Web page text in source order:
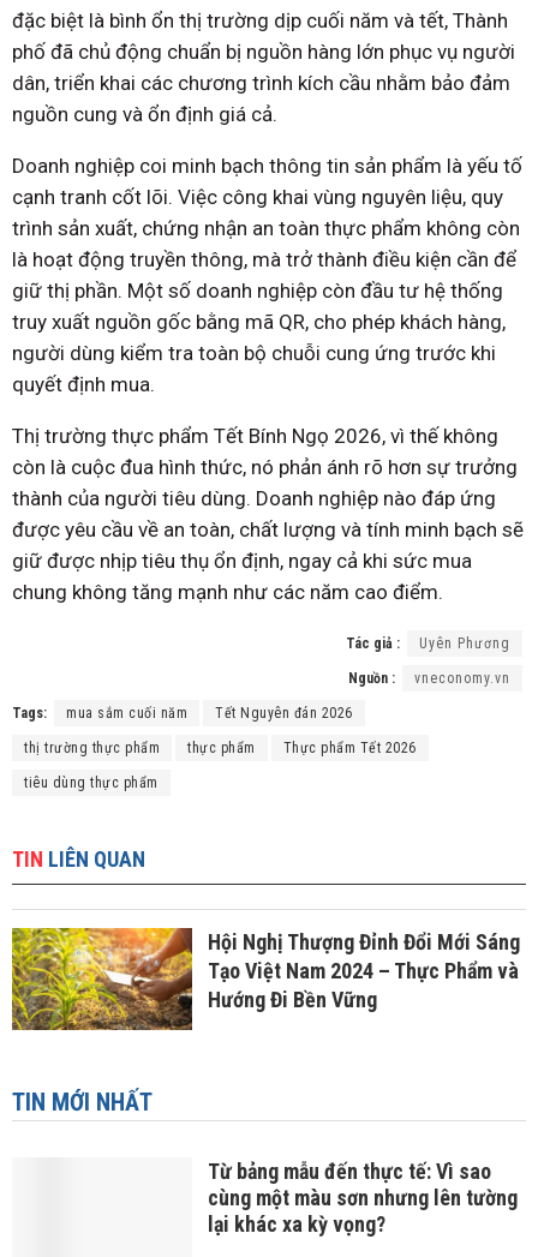
đặc biệt là bình ổn thị trường dịp cuối năm và tết, Thành
phố đã chủ động chuẩn bị nguồn hàng lớn phục vụ người
dân, triển khai các chương trình kích cầu nhằm bảo đảm
nguồn cung và ổn định giá cả.
Doanh nghiệp coi minh bạch thông tin sản phẩm là yếu tố
cạnh tranh cốt lõi. Việc công khai vùng nguyên liệu, quy
trình sản xuất, chứng nhận an toàn thực phẩm không còn
là hoạt động truyền thông, mà trở thành điều kiện cần để
giữ thị phần. Một số doanh nghiệp còn đầu tư hệ thống
truy xuất nguồn gốc bằng mã QR, cho phép khách hàng,
người dùng kiểm tra toàn bộ chuỗi cung ứng trước khi
quyết định mua.
Thị trường thực phẩm Tết Bính Ngọ 2026, vì thế không
còn là cuộc đua hình thức, nó phản ánh rõ hơn sự trưởng
thành của người tiêu dùng. Doanh nghiệp nào đáp ứng
được yêu cầu về an toàn, chất lượng và tính minh bạch sẽ
giữ được nhịp tiêu thụ ổn định, ngay cả khi sức mua
chung không tăng mạnh như các năm cao điểm.
Tác giả : Uyên Phương
Nguồn : vneconomy.vn
Tags: mua sắm cuối năm Tết Nguyên đán 2026
thị trường thực phẩm thực phẩm Thực phẩm Tết 2026
tiêu dùng thực phẩm
TIN LIÊN QUAN
Hội Nghị Thượng Đỉnh Đổi Mới Sáng
Tạo Việt Nam 2024 – Thực Phẩm và
Hướng Đi Bền Vững
TIN MỚI NHẤT
Từ bảng mẫu đến thực tế: Vì sao
cùng một màu sơn nhưng lên tường
lại khác xa kỳ vọng?